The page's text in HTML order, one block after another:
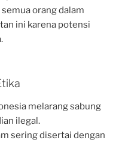
orang dalam
ini karena potensi
melarang sabung
ilegal.
sering disertai dengan